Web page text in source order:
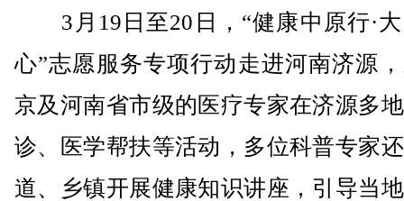
3月19日至20日，“健康中原行·大
心”志愿服务专项行动走进河南济源
京及河南省市级的医疗专家在济源多
诊、医学帮扶等活动，多位科普专家
道、乡镇开展健康知识讲座，引导当